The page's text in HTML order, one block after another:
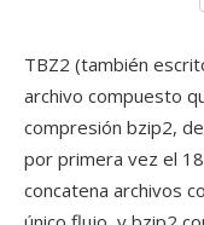
TBZ2 (también
archivo compuesto
compresión bzip2,
por primera vez el
concatena archivos